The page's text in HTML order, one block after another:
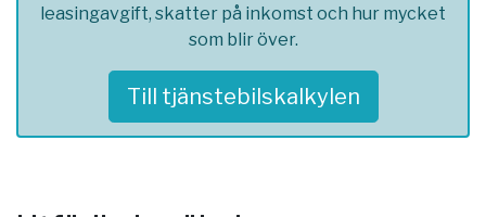
leasingavgift, skatter på inkomst och hur mycket
som blir över.
Till tjänstebilskalkylen